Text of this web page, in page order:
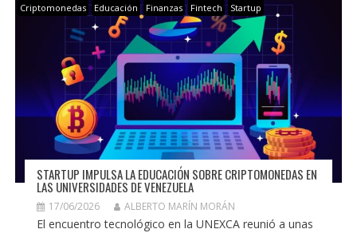
Criptomonedas Educación Finanzas Fintech Startup
STARTUP IMPULSA LA EDUCACIÓN SOBRE CRIPTOMONEDAS EN
LAS UNIVERSIDADES DE VENEZUELA
17/06/2026 ALBERTO MARÍN MORÁN
El encuentro tecnológico en la UNEXCA reunió a unas